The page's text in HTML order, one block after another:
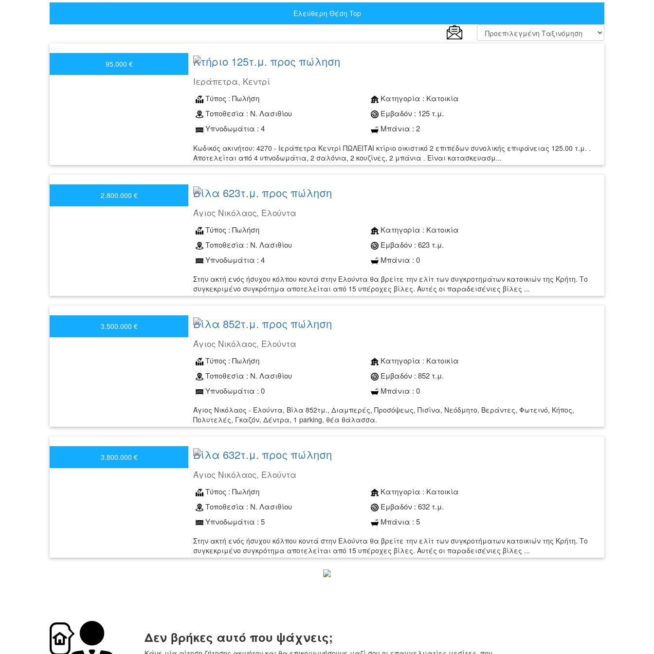
Ελεύθερη Θέση Top
95.000 € Κτήριο 125τ.μ. προς πώληση
Ιεράπετρα, Κεντρί
Τύπος : Πωλήση Κατηγορία : Κατοικία
Τοποθεσία : Ν. Λασιθίου Εμβαδόν : 125 τ.μ.
Υπνοδωμάτια : 4 Μπάνια : 2
Κωδικός ακινήτου: 4270 - Ιεράπετρα Κεντρί ΠΩΛΕΙΤΑΙ κτίριο οικιστικό 2 επιπέδων συνολικής επιφάνειας 125.00 τ.μ. .
Αποτελείται από 4 υπνοδωμάτια, 2 σαλόνια, 2 κουζίνες, 2 μπάνια . Είναι κατασκευασμ...
2.800.000 € Βίλα 623τ.μ. προς πώληση
Άγιος Νικόλαος, Ελούντα
Τύπος : Πωλήση Κατηγορία : Κατοικία
Τοποθεσία : Ν. Λασιθίου Εμβαδόν : 623 τ.μ.
Υπνοδωμάτια : 4 Μπάνια : 0
Στην ακτή ενός ήσυχου κόλπου κοντά στην Ελούντα θα βρείτε την ελίτ των συγκροτημάτων κατοικιών της Κρήτη. Το
συγκεκριμένο συγκρότημα αποτελείται από 15 υπέροχες βίλες. Αυτές οι παραδεισένιες βίλες ...
3.500.000 € Βίλα 852τ.μ. προς πώληση
Άγιος Νικόλαος, Ελούντα
Τύπος : Πωλήση Κατηγορία : Κατοικία
Τοποθεσία : Ν. Λασιθίου Εμβαδόν : 852 τ.μ.
Υπνοδωμάτια : 0 Μπάνια : 0
Άγιος Νικόλαος - Ελούντα, Βίλα 852τμ., Διαμπερές, Προσόψεως, Πισίνα, Νεόδμητο, Βεράντες, Φωτεινό, Κήπος,
Πολυτελές, Γκαζόν, Δέντρα, 1 parking, θέα θάλασσα.
3.800.000 € Βίλα 632τ.μ. προς πώληση
Άγιος Νικόλαος, Ελούντα
Τύπος : Πωλήση Κατηγορία : Κατοικία
Τοποθεσία : Ν. Λασιθίου Εμβαδόν : 632 τ.μ.
Υπνοδωμάτια : 5 Μπάνια : 5
Στην ακτή ενός ήσυχου κόλπου κοντά στην Ελούντα θα βρείτε την ελίτ των συγκροτήματων κατοικιών της Κρήτη. Το
συγκεκριμένο συγκρότημα αποτελείται από 15 υπέροχες βίλες. Αυτές οι παραδεισένιες βίλες ...
Δεν βρήκες αυτό που ψάχνεις;